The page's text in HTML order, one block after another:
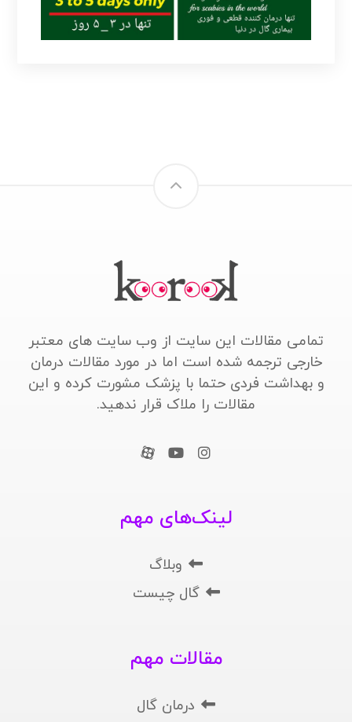
تمامی مقالات این سایت از وب سایت های معتبر
خارجی ترجمه شده است اما در مورد مقالات درمان
و بهداشت فردی حتما با پزشک مشورت کرده و این
مقالات را ملاک قرار ندهید.
لینک‌های مهم
وبلاگ
گال چیست
مقالات مهم
درمان گال